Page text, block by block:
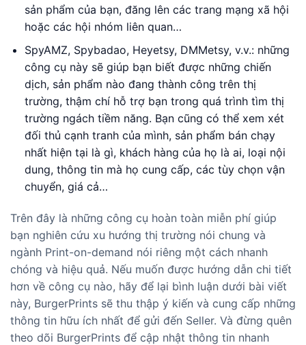
sản phẩm của bạn, đăng lên các trang mạng xã hội
hoặc các hội nhóm liên quan…
SpyAMZ, Spybadao, Heyetsy, DMMetsy, v.v.: những
công cụ này sẽ giúp bạn biết được những chiến
dịch, sản phẩm nào đang thành công trên thị
trường, thậm chí hỗ trợ bạn trong quá trình tìm thị
trường ngách tiềm năng. Bạn cũng có thể xem xét
đối thủ cạnh tranh của mình, sản phẩm bán chạy
nhất hiện tại là gì, khách hàng của họ là ai, loại nội
dung, thông tin mà họ cung cấp, các tùy chọn vận
chuyển, giá cả…
Trên đây là những công cụ hoàn toàn miễn phí giúp
bạn nghiên cứu xu hướng thị trường nói chung và
ngành Print-on-demand nói riêng một cách nhanh
chóng và hiệu quả. Nếu muốn được hướng dẫn chi tiết
hơn về công cụ nào, hãy để lại bình luận dưới bài viết
này, BurgerPrints sẽ thu thập ý kiến và cung cấp những
thông tin hữu ích nhất để gửi đến Seller. Và đừng quên
theo dõi BurgerPrints để cập nhật thông tin nhanh